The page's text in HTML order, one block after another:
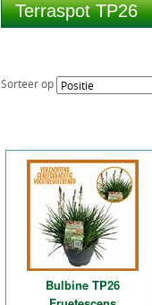
Terraspot TP26
Sorteer op
Bulbine TP26